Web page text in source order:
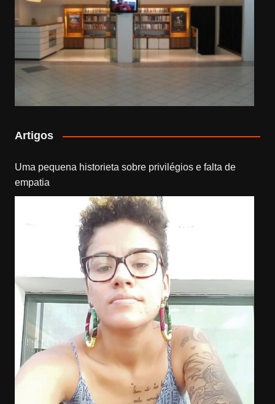
Artigos
Uma pequena historieta sobre privilégios e falta de
empatia